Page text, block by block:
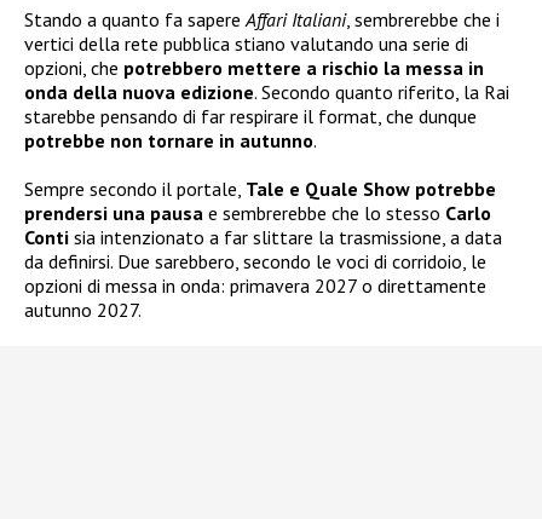
Stando a quanto fa sapereAffari Italiani, sembrerebbe che i
vertici della rete pubblica stiano valutando una serie di
opzioni, che potrebbero mettere a rischio la messa in
onda della nuova edizione. Secondo quanto riferito, la Rai
starebbe pensando di far respirare il format, che dunque
potrebbe non tornare in autunno.
Sempre secondo il portale, Tale e Quale Show potrebbe
prendersi una pausa e sembrerebbe che lo stesso Carlo
Conti sia intenzionato a far slittare la trasmissione, a data
da definirsi. Due sarebbero, secondo le voci di corridoio, le
opzioni di messa in onda: primavera 2027 o direttamente
autunno 2027.